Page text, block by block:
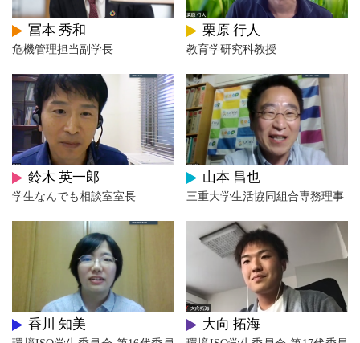
サステイナブル・
スマートキャンパス
環境教育
環境研究
環境コミュニケーション
環境関連の取り組みと評価
冨本 秀和
危機管理担当副学長
栗原 行人
教育学研究科教授
鈴木 英一郎
学生なんでも相談室室長
山本 昌也
三重大学生活協同組合専務理事
香川 知美 大向 拓海